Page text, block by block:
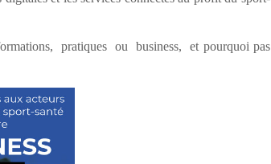
pratiques ou business, et pourquoi pas